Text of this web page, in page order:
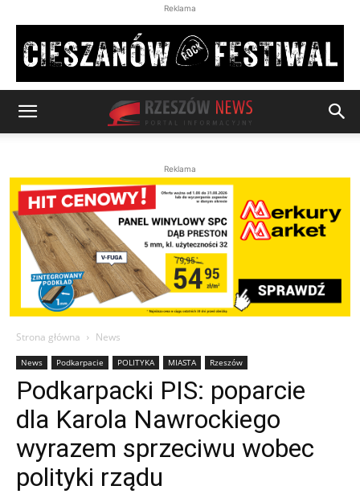
Reklama
Reklama
Strona główna News
News Podkarpacie POLITYKA MIASTA Rzeszów
Podkarpacki PIS: poparcie
dla Karola Nawrockiego
wyrazem sprzeciwu wobec
polityki rządu